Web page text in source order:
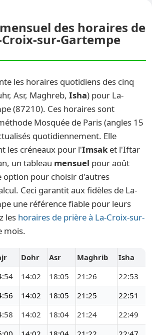
des horaires de
sur-Gartempe
les horaires quotidiens des cinq
Asr, Maghreb, Isha) pour La-
(87210). Ces horaires sont
Mosquée de Paris (angles 15
quotidiennement. Elle
les créneaux pour l'Imsak et l'Iftar
un tableau mensuel pour août
option pour choisir d'autres
Ceci garantit aux fidèles de La-
une référence fiable pour leurs
les horaires de prière à La-Croix-sur-
mois.
Dohr Asr Maghrib
Isha
14:02 18:05 21:26
22:53
14:02 18:05 21:25
22:51
14:02 18:04 21:24
22:49